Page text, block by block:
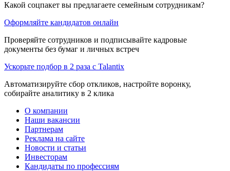
Какой соцпакет вы предлагаете семейным сотрудникам?
Оформляйте кандидатов онлайн
Проверяйте сотрудников и подписывайте кадровые
документы без бумаг и личных встреч
Ускорьте подбор в 2 раза с Talantix
Автоматизируйте сбор откликов, настройте воронку,
собирайте аналитику в 2 клика
О компании
Наши вакансии
Партнерам
Реклама на сайте
Новости и статьи
Инвесторам
Кандидаты по профессиям